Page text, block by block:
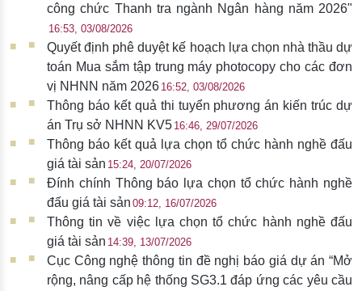
công chức Thanh tra ngành Ngân hàng năm 2026"
16:53, 03/08/2026
Quyết định phê duyệt kế hoạch lựa chọn nhà thầu dự
toán Mua sắm tập trung máy photocopy cho các đơn
vị NHNN năm 2026 16:52, 03/08/2026
Thông báo kết quả thi tuyển phương án kiến trúc dự
án Trụ sở NHNN KV5 16:46, 29/07/2026
Thông báo kết quả lựa chọn tổ chức hành nghề đấu
giá tài sản 15:24, 20/07/2026
Đính chính Thông báo lựa chọn tổ chức hành nghề
đấu giá tài sản 09:12, 16/07/2026
Thông tin về việc lựa chọn tổ chức hành nghề đấu
giá tài sản 14:39, 13/07/2026
Cục Công nghệ thông tin đề nghị báo giá dự án “Mở
rộng, nâng cấp hệ thống SG3.1 đáp ứng các yêu cầu